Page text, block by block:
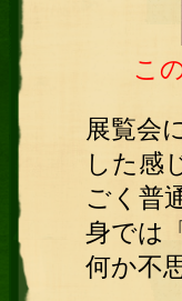
こ
展覧会
した感
ごく普
身では
何か不